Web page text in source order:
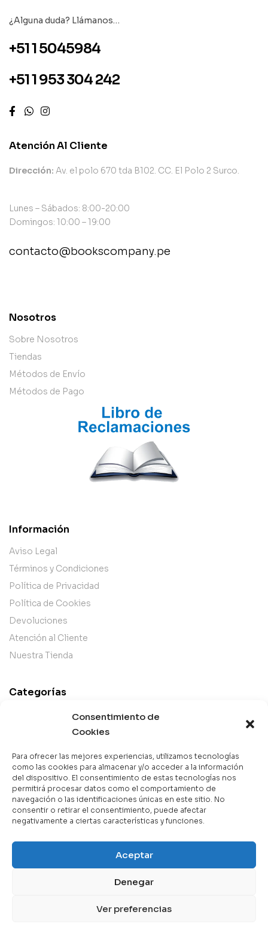
Consentimiento de
Cookies
Para ofrecer las mejores experiencias, utilizamos tecnologías
como las cookies para almacenar y/o acceder a la información
del dispositivo. El consentimiento de estas tecnologías nos
permitirá procesar datos como el comportamiento de
navegación o las identificaciones únicas en este sitio. No
consentir o retirar el consentimiento, puede afectar
negativamente a ciertas características y funciones.
Aceptar
Denegar
Ver preferencias
¿Alguna duda? Llámanos…
+51 1 5045984
+51 1 953 304 242
Atención Al Cliente
Dirección: Av. el polo 670 tda B102. CC. El Polo 2 Surco.
Lunes – Sábados: 8:00-20:00
Domingos: 10:00 – 19:00
contacto@bookscompany.pe
Nosotros
Sobre Nosotros
Tiendas
Métodos de Envío
Métodos de Pago
Información
Aviso Legal
Términos y Condiciones
Política de Privacidad
Política de Cookies
Devoluciones
Atención al Cliente
Nuestra Tienda
Categorías
Mejor Valorados
Libros en Oferta
Novedades
Copyright © 2025 Books & Co. Todos los derechos